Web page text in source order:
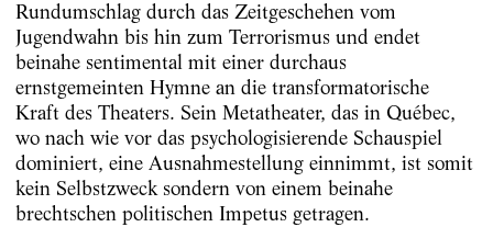
Rundumschlag durch das Zeitgeschehen vom
Jugendwahn bis hin zum Terrorismus und endet
beinahe sentimental mit einer durchaus
ernstgemeinten Hymne an die transformatorische
Kraft des Theaters. Sein Metatheater, das in Québec,
wo nach wie vor das psychologisierende Schauspiel
dominiert, eine Ausnahmestellung einnimmt, ist somit
kein Selbstzweck sondern von einem beinahe
brechtschen politischen Impetus getragen.